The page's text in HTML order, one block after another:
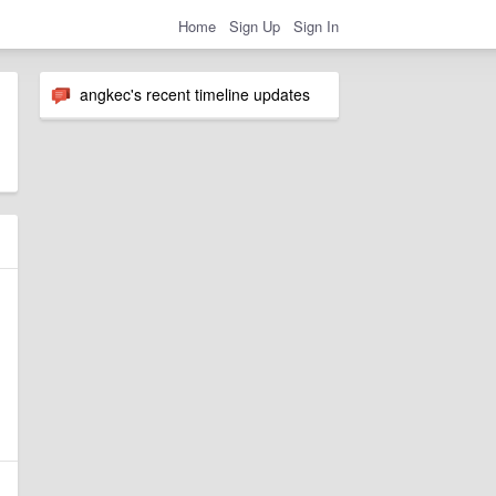
Home Sign Up Sign In
angkec's recent timeline updates